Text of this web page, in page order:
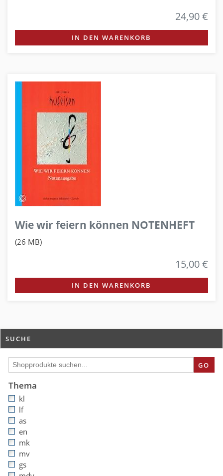
24,90 €
IN DEN WARENKORB
Wie wir feiern können NOTENHEFT
(26 MB)
15,00 €
IN DEN WARENKORB
SUCHE
GO
Thema
kl
lf
as
en
mk
mv
gs